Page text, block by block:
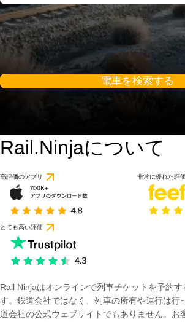
電車を検索する
Rail.Ninjaについて
高評価のアプリ 非常に優れた評価
とても高い評価
Rail Ninjaはオンラインで列車チケットを予約
す。鉄道会社ではなく、列車の所有や運行は行
道会社の公式ウェブサイトでもありません。お